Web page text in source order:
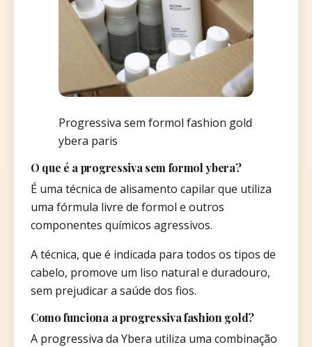
Progressiva sem formol fashion gold
ybera paris
O que é a progressiva sem formol ybera?
É uma técnica de alisamento capilar que utiliza
uma fórmula livre de formol e outros
componentes químicos agressivos.
A técnica, que é indicada para todos os tipos de
cabelo, promove um liso natural e duradouro,
sem prejudicar a saúde dos fios.
Como funciona a progressiva fashion gold?
A progressiva da Ybera utiliza uma combinação